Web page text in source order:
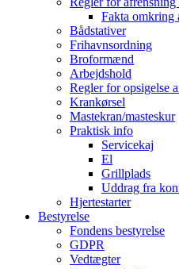
Fakta omkring
Bådstativer
Frihavnsordning
Broformænd
Arbejdshold
Regler for opsigelse
Krankørsel
Mastekran/masteskur
Praktisk info
Servicekaj
El
Grillplads
Uddrag fra
Hjertestarter
Bestyrelse
Fondens bestyrelse
GDPR
Vedtægter